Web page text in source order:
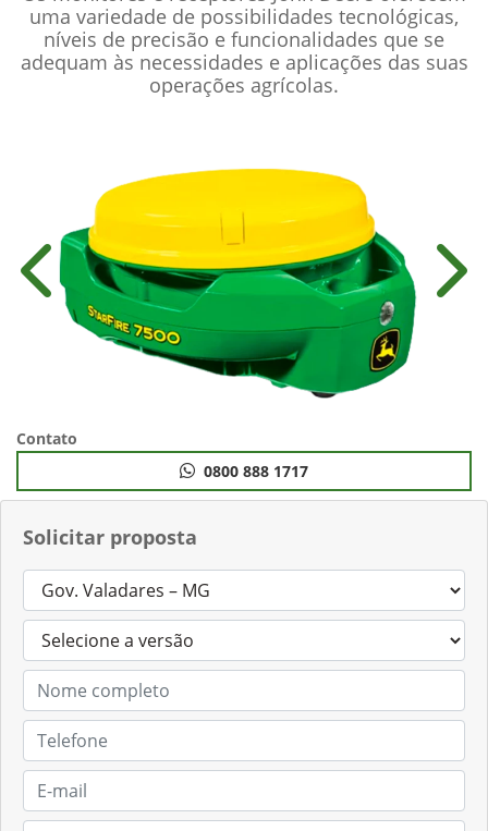
uma variedade de possibilidades tecnológicas,
níveis de precisão e funcionalidades que se
adequam às necessidades e aplicações das suas
operações agrícolas.
Solicitar proposta
Anterior
Contato
0800 888 1717